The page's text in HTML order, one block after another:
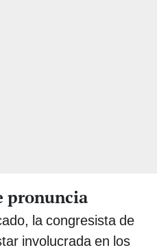
pronuncia
la congresista de
involucrada en los